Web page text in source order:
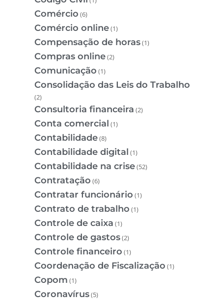
Comércio (6)
Comércio online(1)
Compensação de horas(1)
Compras online(2)
Comunicação (1)
Consolidação das Leis do Trabalho
(2)
Consultoria financeira (2)
Conta comercial (1)
Contabilidade(8)
Contabilidade digital (1)
Contabilidade na crise(52)
Contratação (6)
Contratar funcionário (1)
Contrato de trabalho (1)
Controle de caixa (1)
Controle de gastos(2)
Controle financeiro (1)
Coordenação de Fiscalização (1)
Copom (1)
Coronavírus(5)